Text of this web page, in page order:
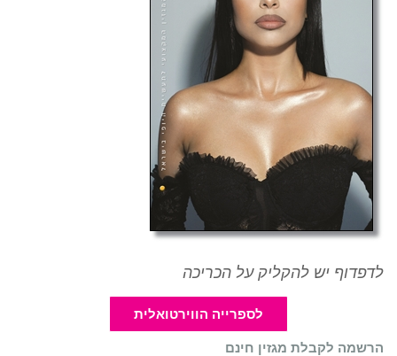
לדפדוף יש להקליק על הכריכה
לספרייה הווירטואלית
הרשמה לקבלת מגזין חינם